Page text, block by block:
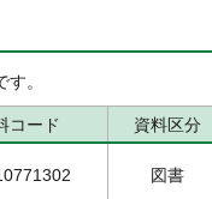
す。
コード 資料区分
図書